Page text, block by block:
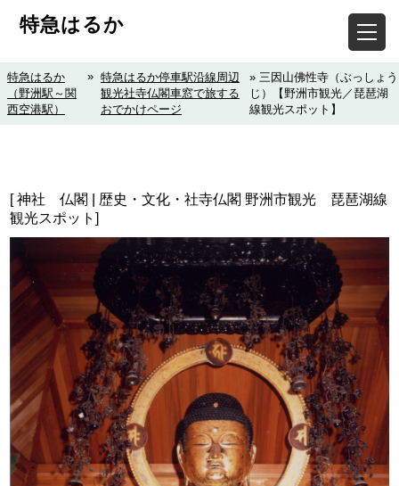
特急はるか
特急はるか
（野洲駅～関
西空港駅）
» 特急はるか停車駅沿線周辺
観光社寺仏閣車窓で旅する
おでかけページ
» 三因山佛性寺（ぶっしょう
じ）【野洲市観光／琵琶湖
線観光スポット】
[ 神社 仏閣 | 歴史・文化・社寺仏閣 野洲市観光 琵琶湖線
観光スポット]